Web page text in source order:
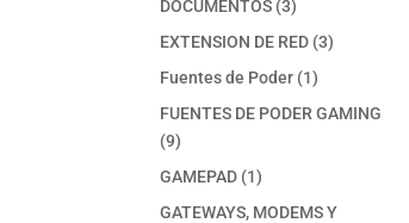
DOCUMENTOS 33
productos
EXTENSION DE RED 33
Fuentes de Poder 11
producto
FUENTES DE PODER GAMING
99
productos
GAMEPAD 11
producto
GATEWAYS, MODEMS Y